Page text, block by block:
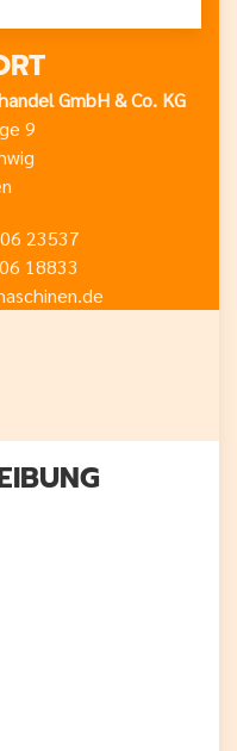
GmbH & Co. KG
9
23537
18833